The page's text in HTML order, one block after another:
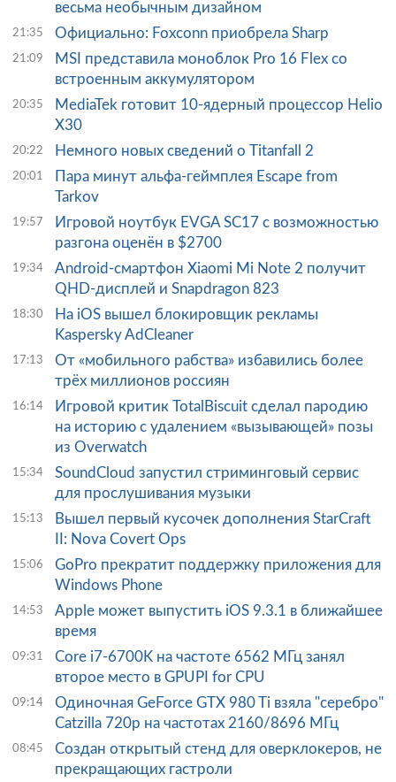
весьма необычным дизайном
21:35 Официально: Foxconn приобрела Sharp
21:09
MSI представила моноблок Pro 16 Flex со
встроенным аккумулятором
20:35
MediaTek готовит 10-ядерный процессор Helio
X30
20:22 Немного новых сведений о Titanfall 2
20:01
Пара минут альфа-геймплея Escape from
Tarkov
19:57
Игровой ноутбук EVGA SC17 с возможностью
разгона оценён в $2700
19:34
Android-смартфон Xiaomi Mi Note 2 получит
QHD-дисплей и Snapdragon 823
18:30
На iOS вышел блокировщик рекламы
Kaspersky AdCleaner
17:13
От «мобильного рабства» избавились более
трёх миллионов россиян
16:14
Игровой критик TotalBiscuit сделал пародию
на историю с удалением «вызывающей» позы
из Overwatch
15:34
SoundCloud запустил стриминговый сервис
для прослушивания музыки
15:13
Вышел первый кусочек дополнения StarCraft
II: Nova Covert Ops
15:06
GoPro прекратит поддержку приложения для
Windows Phone
14:53
Apple может выпустить iOS 9.3.1 в ближайшее
время
09:31
Core i7-6700K на частоте 6562 МГц занял
второе место в GPUPI for CPU
09:14
Одиночная GeForce GTX 980 Ti взяла "серебро"
Catzilla 720p на частотах 2160/8696 МГц
08:45
Создан открытый стенд для оверклокеров, не
прекращающих гастроли